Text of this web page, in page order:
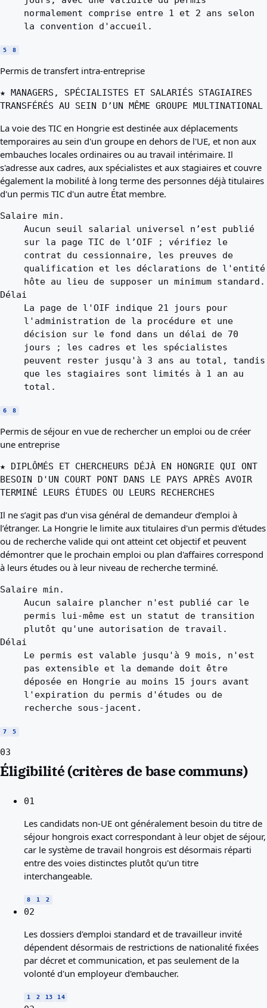
normalement comprise entre 1 et 2 ans selon
la convention d'accueil.
5 8
Permis de transfert intra-entreprise
★ MANAGERS, SPÉCIALISTES ET SALARIÉS STAGIAIRES
TRANSFÉRÉS AU SEIN D’UN MÊME GROUPE MULTINATIONAL
La voie des TIC en Hongrie est destinée aux déplacements
temporaires au sein d'un groupe en dehors de l'UE, et non aux
embauches locales ordinaires ou au travail intérimaire. Il
s'adresse aux cadres, aux spécialistes et aux stagiaires et couvre
également la mobilité à long terme des personnes déjà titulaires
d'un permis TIC d'un autre État membre.
Salaire min.
Aucun seuil salarial universel n’est publié
sur la page TIC de l’OIF ; vérifiez le
contrat du cessionnaire, les preuves de
qualification et les déclarations de l'entité
hôte au lieu de supposer un minimum standard.
Délai
La page de l'OIF indique 21 jours pour
l'administration de la procédure et une
décision sur le fond dans un délai de 70
jours ; les cadres et les spécialistes
peuvent rester jusqu'à 3 ans au total, tandis
que les stagiaires sont limités à 1 an au
total.
6 8
Permis de séjour en vue de rechercher un emploi ou de créer
une entreprise
★ DIPLÔMÉS ET CHERCHEURS DÉJÀ EN HONGRIE QUI ONT
BESOIN D'UN COURT PONT DANS LE PAYS APRÈS AVOIR
TERMINÉ LEURS ÉTUDES OU LEURS RECHERCHES
Il ne s’agit pas d’un visa général de demandeur d’emploi à
l’étranger. La Hongrie le limite aux titulaires d'un permis d'études
ou de recherche valide qui ont atteint cet objectif et peuvent
démontrer que le prochain emploi ou plan d'affaires correspond
à leurs études ou à leur niveau de recherche terminé.
Salaire min.
Aucun salaire plancher n'est publié car le
permis lui-même est un statut de transition
plutôt qu'une autorisation de travail.
Délai
Le permis est valable jusqu'à 9 mois, n'est
pas extensible et la demande doit être
déposée en Hongrie au moins 15 jours avant
l'expiration du permis d'études ou de
recherche sous-jacent.
7 5
03
Éligibilité (critères de base communs)
01
Les candidats non-UE ont généralement besoin du titre de
séjour hongrois exact correspondant à leur objet de séjour,
car le système de travail hongrois est désormais réparti
entre des voies distinctes plutôt qu'un titre
interchangeable.
8 1 2
02
Les dossiers d'emploi standard et de travailleur invité
dépendent désormais de restrictions de nationalité fixées
par décret et communication, et pas seulement de la
volonté d'un employeur d'embaucher.
1 2 13 14